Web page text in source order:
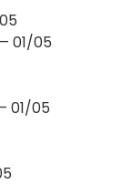
01/05
01/05